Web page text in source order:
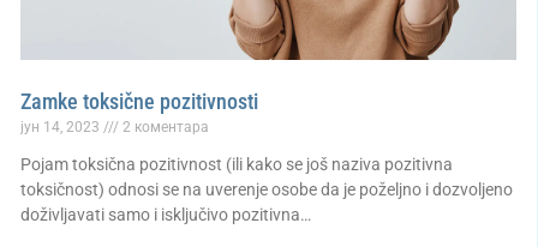
Zamke toksične pozitivnosti
јун 14, 2023 2 коментара
Pojam toksična pozitivnost (ili kako se još naziva pozitivna
toksičnost) odnosi se na uverenje osobe da je poželjno i dozvoljeno
doživljavati samo i isključivo pozitivna…